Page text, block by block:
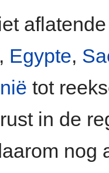
, Egypte,
tot
in de
nog